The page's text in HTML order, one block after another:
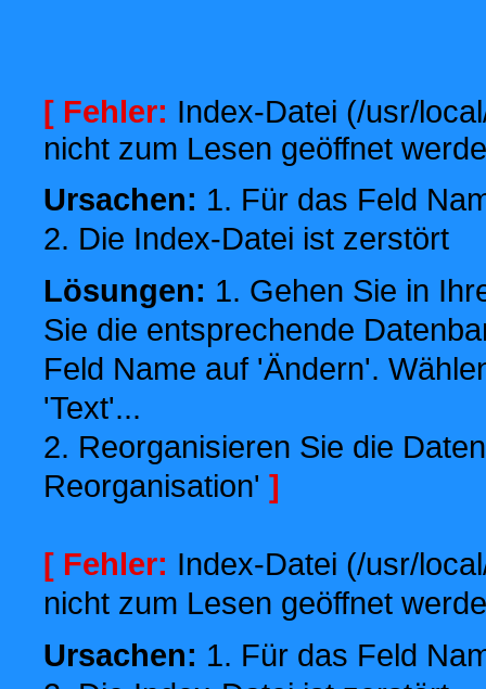
[ Fehler: Index-Datei (/usr/
nicht zum Lesen geöffnet
Ursachen: 1. Für das Feld
2. Die Index-Datei ist zerstört
Lösungen: 1. Gehen Sie in
Sie die entsprechende
Feld Name auf 'Ändern'.
'Text'...
2. Reorganisieren Sie die
Reorganisation' ]
[ Fehler: Index-Datei (/usr/
nicht zum Lesen geöffnet
Ursachen: 1. Für das Feld